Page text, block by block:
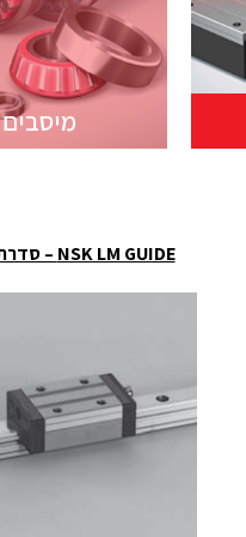
מיסבים
NSK LM GUIDE – סדרת NH המסילות הסטנדרטיות